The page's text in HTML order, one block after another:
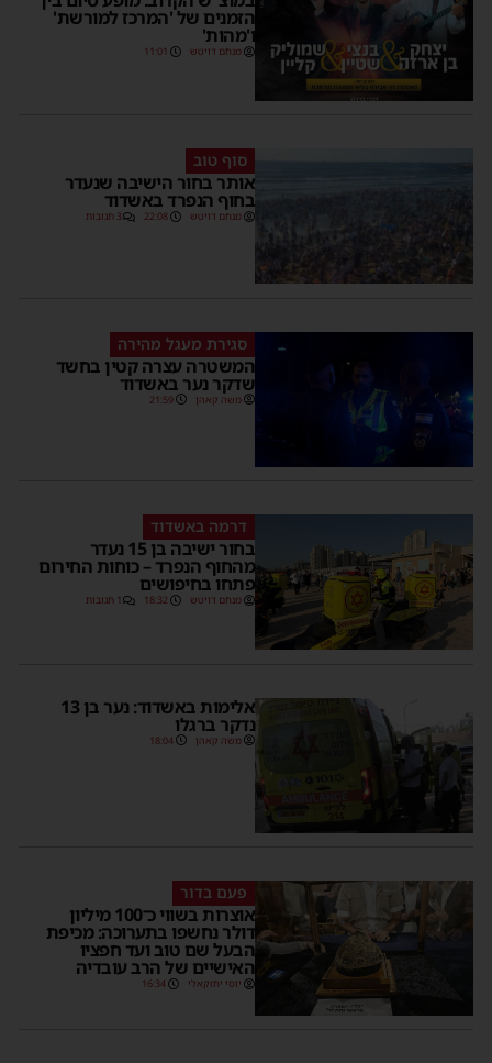
הזמנים של 'המרכז למורשת'
ו'מהות'
מנחם דויטש 11:01
סוף טוב
אותר בחור הישיבה שנעדר
בחוף הנפרד באשדוד
מנחם דויטש 22:08 3 תגובות
סגירת מעגל מהירה
המשטרה עצרה קטין בחשד
שדקר נער באשדוד
משה קאהן 21:59
דרמה באשדוד
בחור ישיבה בן 15 נעדר
מהחוף הנפרד – כוחות החירום
פתחו בחיפושים
מנחם דויטש 18:32 1 תגובות
אלימות באשדוד: נער בן 13
נדקר ברגלו
משה קאהן 18:04
פעם בדור
אוצרות בשווי כ־100 מיליון
דולר נחשפו בתערוכה: מכיפת
הבעל שם טוב ועד חפציו
האישיים של הרב עובדיה
יוסי יחזקאלי 16:34